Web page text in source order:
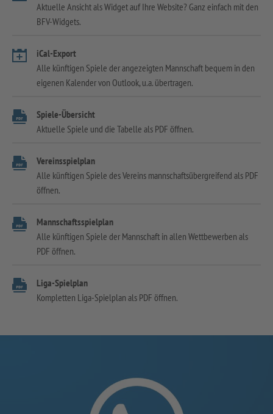
Aktuelle Ansicht als Widget auf Ihre Website? Ganz einfach mit den
BFV-Widgets.
iCal-Export
Alle künftigen Spiele der angezeigten Mannschaft bequem in den
eigenen Kalender von Outlook, u.a. übertragen.
Spiele-Übersicht
Aktuelle Spiele und die Tabelle als PDF öffnen.
Vereinsspielplan
Alle künftigen Spiele des Vereins mannschaftsübergreifend als PDF
öffnen.
Mannschaftsspielplan
Alle künftigen Spiele der Mannschaft in allen Wettbewerben als
PDF öffnen.
Liga-Spielplan
Kompletten Liga-Spielplan als PDF öffnen.